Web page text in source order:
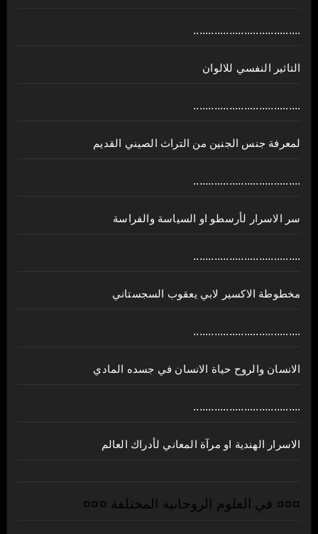
....................................
التاثير النفسي للالوان
....................................
لمعرفة جنس الجنين من التراث الصيني القديم
....................................
سر الاسرار لأرسطو او السياسة والفراسة
....................................
مخطوطة الاكسير لابي يعقوب السجستاني
....................................
الانسان والروح حياة الانسان في جسده المادي
....................................
الاسرار الهندية او مرآة المعاني لأدراك العالم
¤¤¤ في العلوم الروحانية المختلفة ¤¤¤